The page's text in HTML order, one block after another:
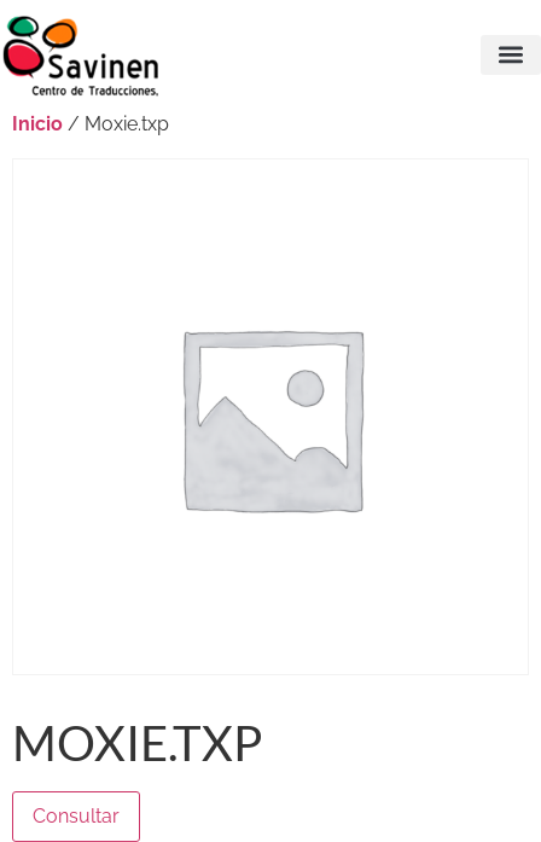
Inicio / Moxie.txp
MOXIE.TXP
Consultar